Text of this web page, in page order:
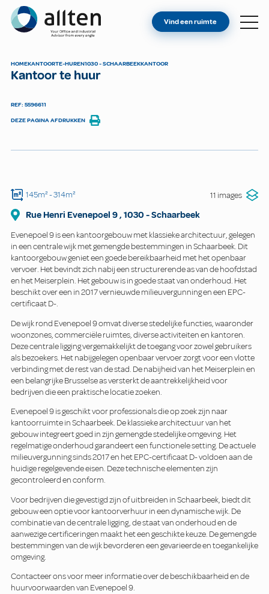
Allten
VIND EEN RUIMTE
Vind een ruimte
HOMEKANTOORTE-HUREN1030 - SCHAARBEEKKANTOOR
Kantoor te huur
REF: 5596611
DEZE PAGINA AFDRUKKEN
145m²- 314m² 11 images
Rue Henri Evenepoel 9, 1030 -Schaarbeek
Evenepoel 9 is een kantoorgebouw met klassieke architectuur, gelegen
in een centrale wijk met gemengde bestemmingen in Schaarbeek. Dit
kantoorgebouw geniet een goede bereikbaarheid met het openbaar
vervoer. Het bevindt zich nabij een structurerende as van de hoofdstad
en het Meiserplein. Het gebouw is in goede staat van onderhoud. Het
beschikt over een in 2017 vernieuwde milieuvergunning en een EPC-
certificaat D-.
De wijk rond Evenepoel 9 omvat diverse stedelijke functies, waaronder
woonzones, commerciële ruimtes, diverse activiteiten en kantoren.
Deze centrale ligging vergemakkelijkt de toegang voor zowel gebruikers
als bezoekers. Het nabijgelegen openbaar vervoer zorgt voor een vlotte
verbinding met de rest van de stad. De nabijheid van het Meiserplein en
een belangrijke Brusselse as versterkt de aantrekkelijkheid voor
bedrijven die een praktische locatie zoeken.
Evenepoel 9 is geschikt voor professionals die op zoek zijn naar
kantoorruimte in Schaarbeek. De klassieke architectuur van het
gebouw integreert goed in zijn gemengde stedelijke omgeving. Het
regelmatige onderhoud garandeert een functionele setting. De actuele
milieuvergunning sinds 2017 en het EPC-certificaat D- voldoen aan de
huidige regelgevende eisen. Deze technische elementen zijn
gecontroleerd en conform.
Voor bedrijven die gevestigd zijn of uitbreiden in Schaarbeek, biedt dit
gebouw een optie voor kantoorverhuur in een dynamische wijk. De
combinatie van de centrale ligging, de staat van onderhoud en de
aanwezige certificeringen maakt het een geschikte keuze. De gemengde
bestemmingen van de wijk bevorderen een gevarieerde en toegankelijke
omgeving.
Contacteer ons voor meer informatie over de beschikbaarheid en de
huurvoorwaarden van Evenepoel 9.